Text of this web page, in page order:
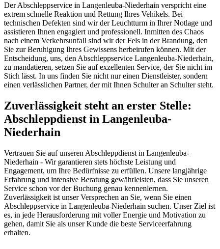
Der Abschleppservice in Langenleuba-Niederhain verspricht eine
extrem schnelle Reaktion und Rettung Ihres Vehikels. Bei
technischen Defekten sind wir der Leuchtturm in Ihrer Notlage und
assistieren Ihnen engagiert und professionell. Inmitten des Chaos
nach einem Verkehrsunfall sind wir der Fels in der Brandung, den
Sie zur Beruhigung Ihres Gewissens herbeirufen können. Mit der
Entscheidung, uns, den Abschleppservice Langenleuba-Niederhain,
zu mandatieren, setzen Sie auf exzellenten Service, der Sie nicht im
Stich lässt. In uns finden Sie nicht nur einen Dienstleister, sondern
einen verlässlichen Partner, der mit Ihnen Schulter an Schulter steht.
Zuverlässigkeit steht an erster Stelle:
Abschleppdienst in Langenleuba-
Niederhain
Vertrauen Sie auf unseren Abschleppdienst in Langenleuba-
Niederhain - Wir garantieren stets höchste Leistung und
Engagement, um Ihre Bedürfnisse zu erfüllen. Unsere langjährige
Erfahrung und intensive Beratung gewährleisten, dass Sie unseren
Service schon vor der Buchung genau kennenlernen.
Zuverlässigkeit ist unser Versprechen an Sie, wenn Sie einen
Abschleppservice in Langenleuba-Niederhain suchen. Unser Ziel ist
es, in jede Herausforderung mit voller Energie und Motivation zu
gehen, damit Sie als unser Kunde die beste Serviceerfahrung
erhalten.